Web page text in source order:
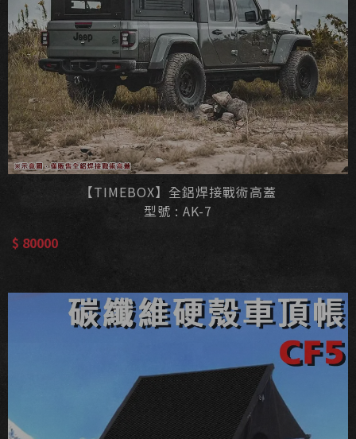
【TIMEBOX】全鋁焊接戰術高蓋
型號 : AK-7
$ 80000